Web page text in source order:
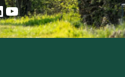
YouTube